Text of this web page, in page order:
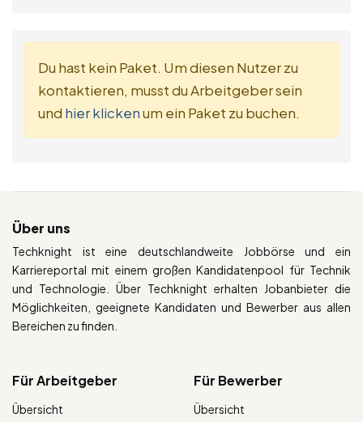
Du hast kein Paket. Um diesen Nutzer zu
kontaktieren, musst du Arbeitgeber sein
und hier klickenum ein Paket zu buchen.
Über uns
Techknight ist eine deutschlandweite Jobbörse und ein
Karriereportal mit einem großen Kandidatenpool für Technik
und Technologie. Über Techknight erhalten Jobanbieter die
Möglichkeiten, geeignete Kandidaten und Bewerber aus allen
Bereichen zu finden.
Für Arbeitgeber
Übersicht
Für Bewerber
Übersicht